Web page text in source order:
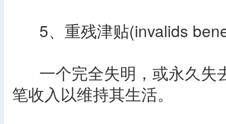
5、重残津贴(invalids
一个完全失明，或永久失
笔收入以维持其生活。